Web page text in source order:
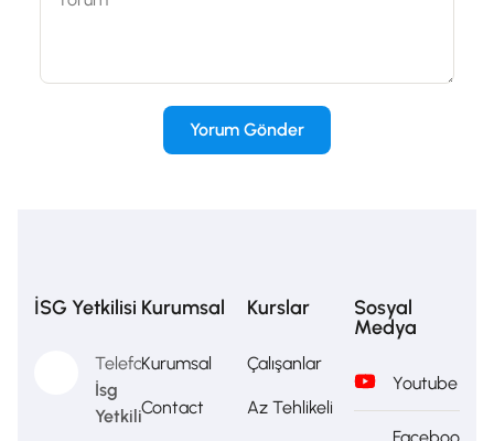
İSG Yetkilisi
Telefon
İsg
Yetkilisi
Kurumsal
Kurumsal
Contact
Kurslar
Çalışanlar
Az Tehlikeli
Sosyal
Medya
Youtube